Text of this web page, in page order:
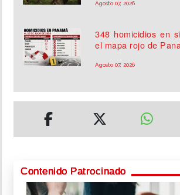
Agosto 07, 2026
348 homicidios en
el mapa rojo de
Agosto 07, 2026
Contenido Patrocinado